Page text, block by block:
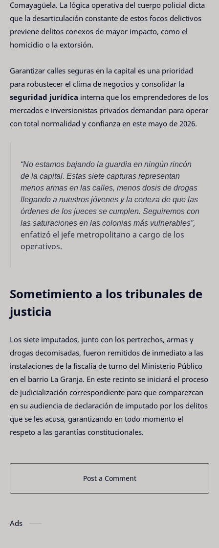
Comayagüela. La lógica operativa del cuerpo policial dicta
que la desarticulación constante de estos focos delictivos
previene delitos conexos de mayor impacto, como el
homicidio o la extorsión.
Garantizar calles seguras en la capital es una prioridad
para robustecer el clima de negocios y consolidar la
seguridad jurídica interna que los emprendedores de los
mercados e inversionistas privados demandan para operar
con total normalidad y confianza en este mayo de 2026.
“No estamos bajando la guardia en ningún rincón
de la capital. Estas siete capturas representan
menos armas en las calles, menos dosis de drogas
llegando a nuestros jóvenes y la certeza de que las
órdenes de los jueces se cumplen. Seguiremos con
las saturaciones en las colonias más vulnerables”,
enfatizó el jefe metropolitano a cargo de los
operativos.
Sometimiento a los tribunales de
justicia
Los siete imputados, junto con los pertrechos, armas y
drogas decomisadas, fueron remitidos de inmediato a las
instalaciones de la fiscalía de turno del Ministerio Público
en el barrio La Granja. En este recinto se iniciará el proceso
de judicialización correspondiente para que comparezcan
en su audiencia de declaración de imputado por los delitos
que se les acusa, garantizando en todo momento el
respeto a las garantías constitucionales.
Post a Comment
Ads